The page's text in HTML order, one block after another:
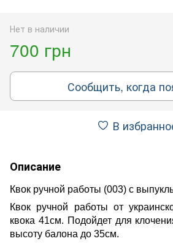
Нет в наличии
700 грн
Сообщить, когда
В
Описание
Квок ручной работы (003) с
Квок ручной работы от
квока 41см. Подойдет для
высоту балона до 35см.